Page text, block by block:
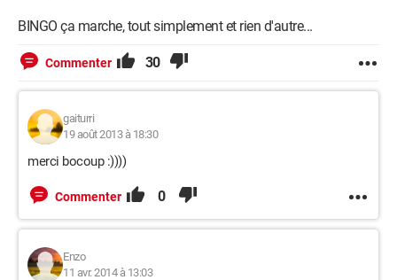
BINGO ça marche, tout simplement et rien d'autre...
Commenter 30
gaiturri
19 août 2013 à 18:30
merci bocoup :))))
Commenter 0
Enzo
11 avr. 2014 à 13:03